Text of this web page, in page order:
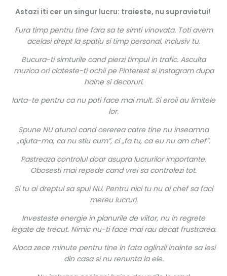
Astazi iti cer un singur lucru: traieste, nu supravietui!
Fura timp pentru tine fara sa te simti vinovata. Toti avem
acelasi drept la spatiu si timp personal. Inclusiv tu.
Bucura-ti simturile cand pierzi timpul in trafic. Asculta
muzica ori clateste-ti ochii pe Pinterest si Instagram dupa
haine si decoruri.
Iarta-te pentru ca nu poti face mai mult. Si eroii au limitele
lor.
Spune NU atunci cand cererea catre tine nu inseamna
„ajuta-ma, ca nu stiu cum”, ci „fa tu, ca eu nu am chef”.
Pastreaza controlul doar asupra lucrurilor importante.
Obosesti mai repede cand vrei sa controlezi tot.
Si tu ai dreptul sa spui NU. Pentru nici tu nu ai chef sa faci
mereu lucruri.
Investeste energie in planurile de viitor, nu in regrete
legate de trecut. Nimic nu-ti face mai rau decat frustrarea.
Aloca zece minute pentru tine in fata oglinzii inainte sa iesi
din casa si nu renunta la ele.